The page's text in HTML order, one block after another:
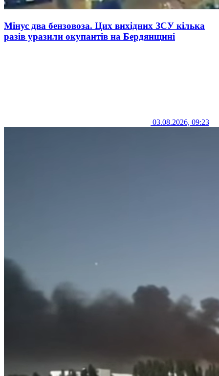
Мінус два бензовоза. Цих вихідних ЗСУ кілька
разів уразили окупантів на Бердянщині
03.08.2026, 09:23